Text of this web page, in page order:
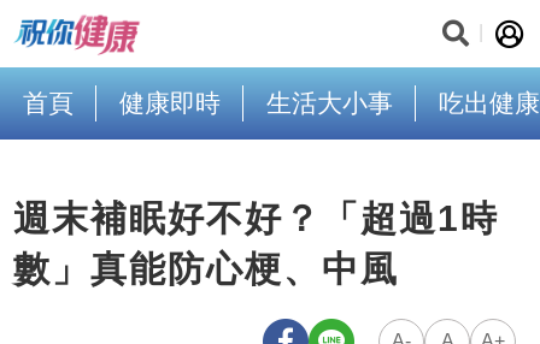
首頁 健康即時 生活大小事 吃出健康
週末補眠好不好？「超過1時
數」真能防心梗、中風